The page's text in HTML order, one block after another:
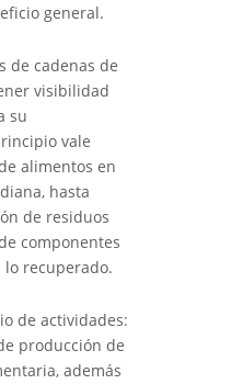
general.
de cadenas de
visibilidad
su
vale
alimentos en
hasta
de residuos
componentes
lo recuperado.
de actividades:
producción de
además